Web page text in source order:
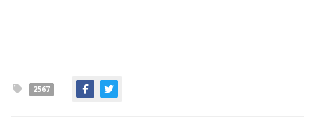
2567